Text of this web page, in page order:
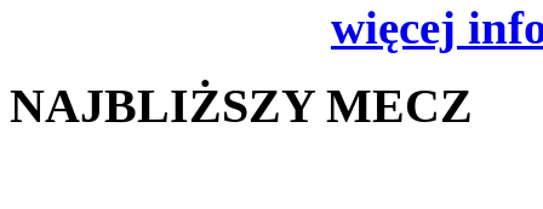
więcej
NAJBLIŻSZY MECZ